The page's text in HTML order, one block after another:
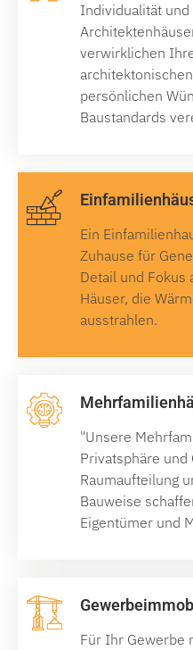
Individualität
verwirklichen
persönlichen
Baustandards
Ein
Zuhause für
Detail und Fokus
Häuser, die
ausstrahlen.
"Unsere
Privatsphäre und
Raumaufteilung
Bauweise
Eigentümer und
Für Ihr Gewerbe